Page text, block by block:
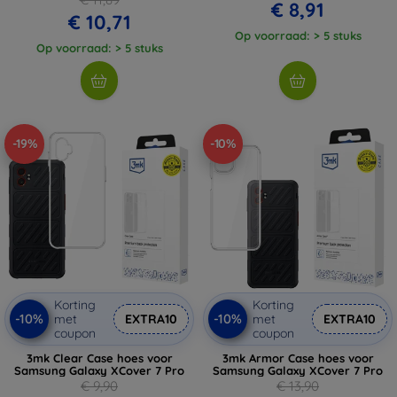
€ 10,71
Op voorraad: > 5 stuks
€ 8,91
Op voorraad: > 5 stuks
-19%
-10%
Korting
met
coupon
EXTRA10
3mk Clear Case hoes voor
Samsung Galaxy XCover 7 Pro
€ 9,90
-10%
-10%
Korting
met
coupon
EXTRA10
3mk Armor Case hoes voor
Samsung Galaxy XCover 7 Pro
€ 13,90